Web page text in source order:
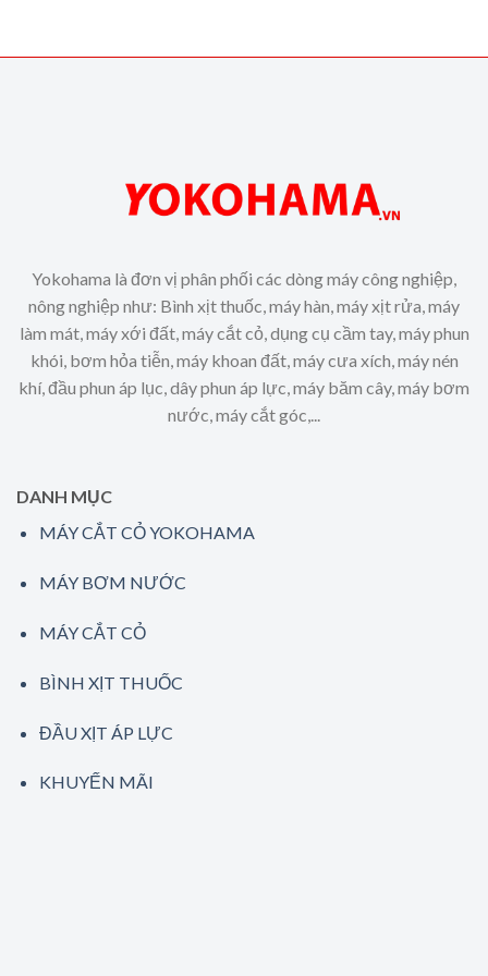
Yokohama là đơn vị phân phối các dòng máy công nghiệp,
nông nghiệp như: Bình xịt thuốc, máy hàn, máy xịt rửa, máy
làm mát, máy xới đất, máy cắt cỏ, dụng cụ cầm tay, máy phun
khói, bơm hỏa tiễn, máy khoan đất, máy cưa xích, máy nén
khí, đầu phun áp lục, dây phun áp lực, máy băm cây, máy bơm
nước, máy cắt góc,...
DANH MỤC
MÁY CẮT CỎ YOKOHAMA
MÁY BƠM NƯỚC
MÁY CẮT CỎ
BÌNH XỊT THUỐC
ĐẦU XỊT ÁP LỰC
KHUYẾN MÃI